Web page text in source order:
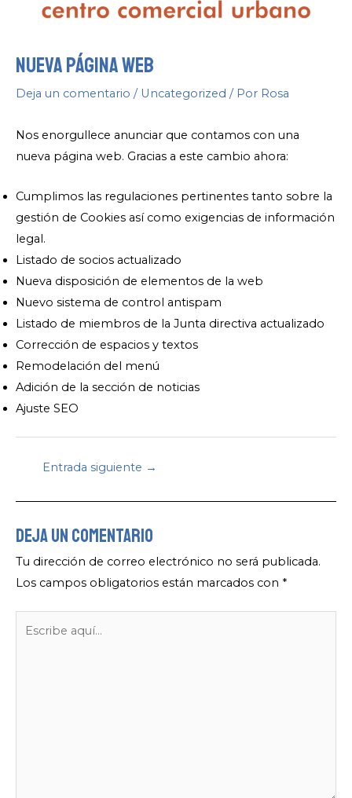
Nueva página web
Deja un comentario / Uncategorized / Por Rosa
Nos enorgullece anunciar que contamos con una
nueva página web. Gracias a este cambio ahora:
Cumplimos las regulaciones pertinentes tanto sobre la
gestión de Cookies así como exigencias de información
legal.
Listado de socios actualizado
Nueva disposición de elementos de la web
Nuevo sistema de control antispam
Listado de miembros de la Junta directiva actualizado
Corrección de espacios y textos
Remodelación del menú
Adición de la sección de noticias
Ajuste SEO
Navegación
entradas
Entrada siguiente →
Deja un comentario
Tu dirección de correo electrónico no será publicada.
Los campos obligatorios están marcados con *